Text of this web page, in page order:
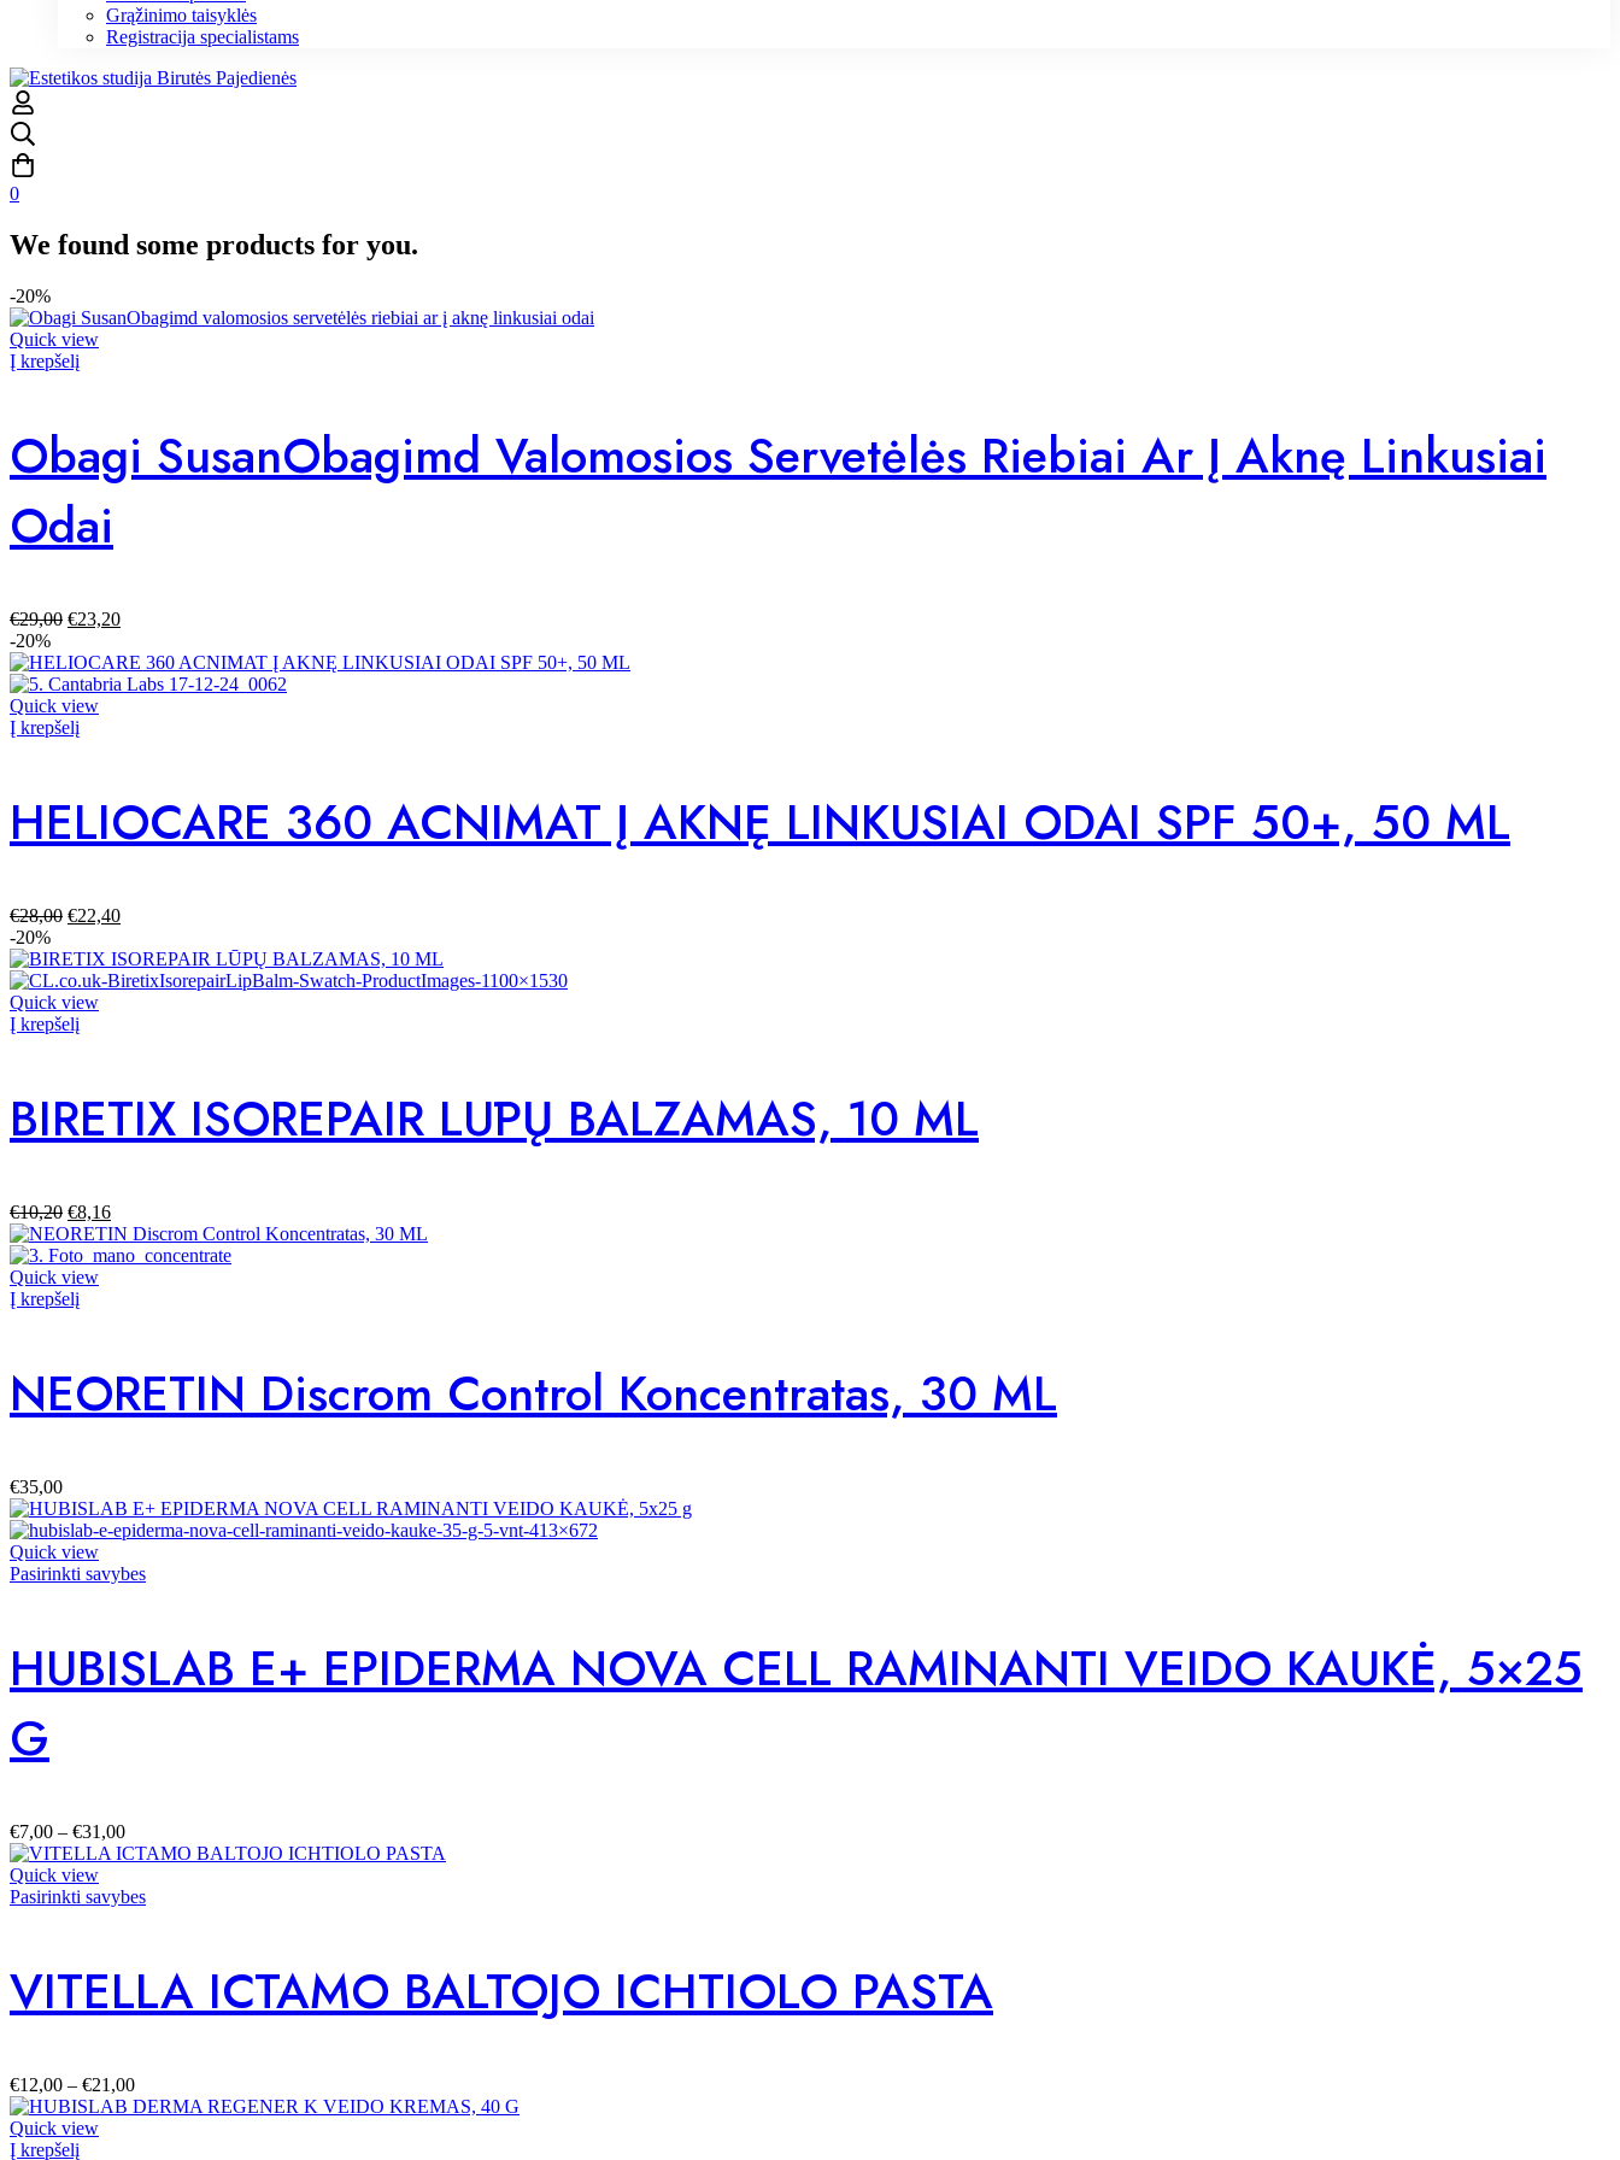
Grąžinimo taisyklės
Registracija specialistams
0
We found some products for you.
-20%
Quick view
Į krepšelį
Obagi SusanObagimd Valomosios Servetėlės Riebiai Ar Į Aknę Linkusiai
Odai
€29,00 €23,20
-20%
Quick view
Į krepšelį
HELIOCARE 360 ACNIMAT Į AKNĘ LINKUSIAI ODAI SPF 50+, 50 ML
€28,00 €22,40
-20%
Quick view
Į krepšelį
BIRETIX ISOREPAIR LŪPŲ BALZAMAS, 10 ML
€10,20 €8,16
Quick view
Į krepšelį
NEORETIN Discrom Control Koncentratas, 30 ML
€35,00
Quick view
Pasirinkti savybes
HUBISLAB E+ EPIDERMA NOVA CELL RAMINANTI VEIDO KAUKĖ, 5×25
G
€7,00 – €31,00
Quick view
Pasirinkti savybes
VITELLA ICTAMO BALTOJO ICHTIOLO PASTA
€12,00 – €21,00
Quick view
Į krepšelį